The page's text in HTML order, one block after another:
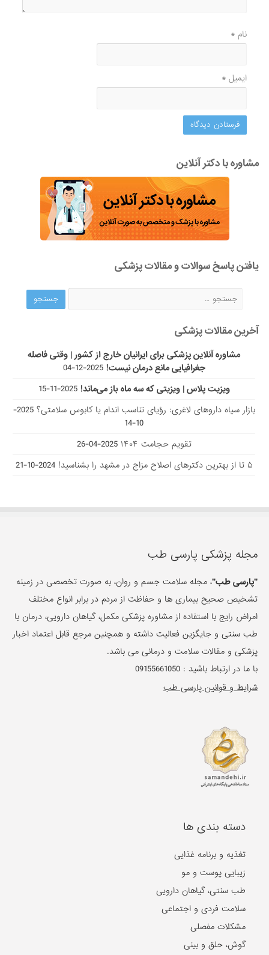
نام*
ایمیل*
مشاوره با دکتر آنلاین
یافتن پاسخ سوالات و مقالات پزشکی
آخرین مقالات پزشکی
مشاوره آنلاین پزشکی برای ایرانیان خارج از کشور | وقتی فاصله
جغرافیایی مانع درمان نیست! 2025-12-04
ویزیت پلاس | ویزیتی که سه ماه باز می‌ماند! 2025-11-15
بازار سیاه داروهای لاغری: رؤیای تناسب اندام یا کابوس سلامتی؟
2025-
10-14
تقویم حجامت ۱۴۰۴
2025-04-26
۵ تا از بهترین دکتر‌های اصلاح مزاج در مشهد را بشناسید!
2024-10-21
مجله پزشکی پارسی طب
"پارسی طب"، مجله سلامت جسم و روان، به صورت تخصصی در زمینه
تشخیص صحیح بیماری ها و حفاظت از مردم در برابر انواع مختلف
امراض رایج با استفاده از مشاوره پزشکی مکمل، گیاهان دارویی، درمان با
طب سنتی و جایگزین فعالیت داشته و همچنین مرجع قابل اعتماد اخبار
پزشکی و مقالات سلامت و درمانی می باشد.
با ما در ارتباط باشید :09155661050
شرایط و قوانین پارسی طب
دسته بندی ها
تغذیه و برنامه غذایی
زیبایی پوست و مو
طب سنتی، گیاهان دارویی
سلامت فردی و اجتماعی
مشکلات مفصلی
گوش، حلق و بینی